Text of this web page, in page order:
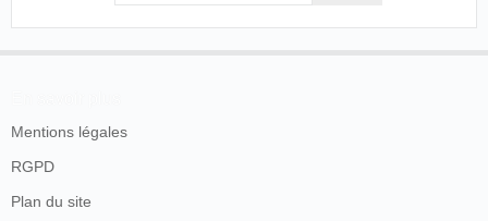
Mentions légales
RGPD
Plan du site